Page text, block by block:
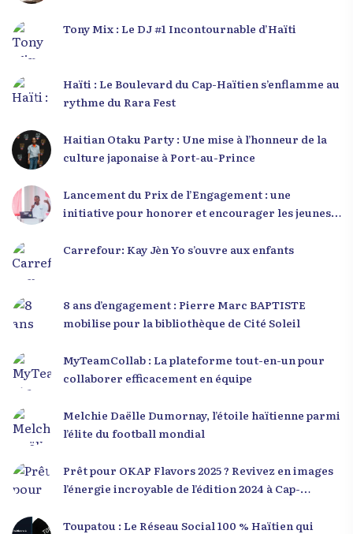
Tony Mix : Le DJ #1 Incontournable d’Haïti
Haïti : Le Boulevard du Cap-Haïtien s’enflamme au
rythme du Rara Fest
Haitian Otaku Party : Une mise à l’honneur de la
culture japonaise à Port-au-Prince
Lancement du Prix de l’Engagement : une
initiative pour honorer et encourager les jeunes
Carrefour: Kay Jèn Yo s’ouvre aux enfants
8 ans d’engagement : Pierre Marc BAPTISTE
mobilise pour la bibliothèque de Cité Soleil
MyTeamCollab : La plateforme tout-en-un pour
collaborer efficacement en équipe
Melchie Daëlle Dumornay, l’étoile haïtienne parmi
l’élite du football mondial
Prêt pour OKAP Flavors 2025 ? Revivez en images
l’énergie incroyable de l’édition 2024 à Cap-
Toupatou : Le Réseau Social 100 % Haïtien qui